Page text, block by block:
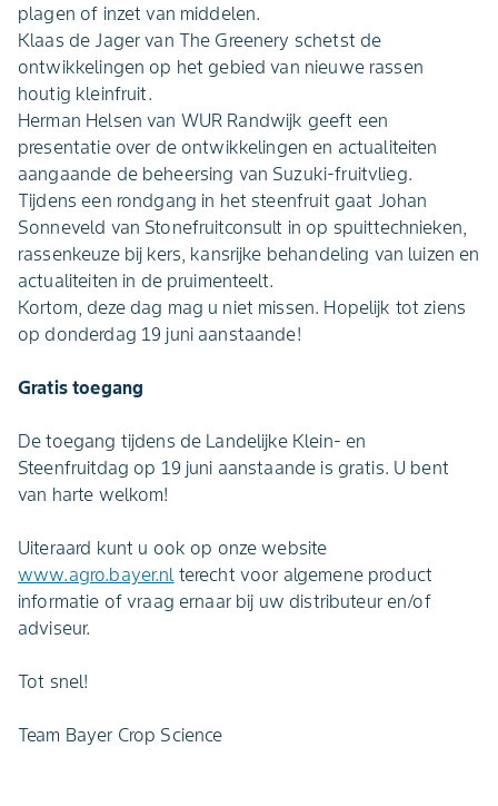
plagen of inzet van middelen.
Klaas de Jager van The Greenery schetst de
ontwikkelingen op het gebied van nieuwe rassen
houtig kleinfruit.
Herman Helsen van WUR Randwijk geeft een
presentatie over de ontwikkelingen en actualiteiten
aangaande de beheersing van Suzuki-fruitvlieg.
Tijdens een rondgang in het steenfruit gaat Johan
Sonneveld van Stonefruitconsult in op spuittechnieken,
rassenkeuze bij kers, kansrijke behandeling van luizen en
actualiteiten in de pruimenteelt.
Kortom, deze dag mag u niet missen. Hopelijk tot ziens
op donderdag 19 juni aanstaande!
Gratis toegang
De toegang tijdens de Landelijke Klein- en
Steenfruitdag op 19 juni aanstaande is gratis. U bent
van harte welkom!
Uiteraard kunt u ook op onze website
www.agro.bayer.nl terecht voor algemene product
informatie of vraag ernaar bij uw distributeur en/of
adviseur.
Tot snel!
Team Bayer Crop Science